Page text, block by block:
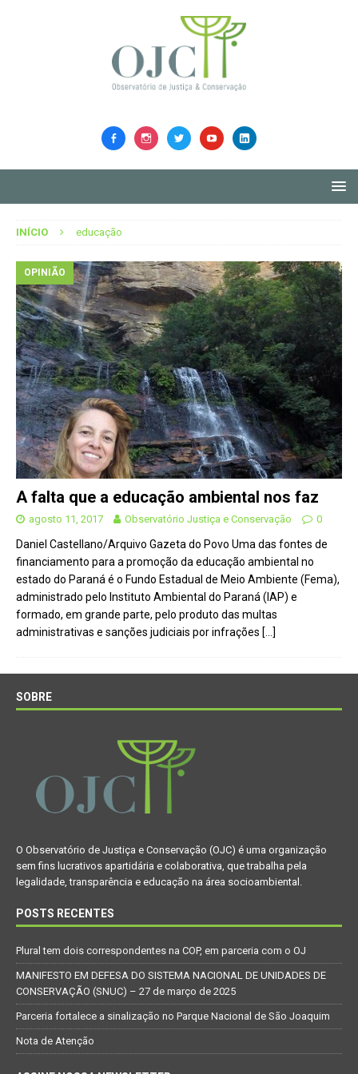
INÍCIO educação
OPINIÃO
A falta que a educação ambiental nos faz
agosto 11, 2017 Observatório Justiça e Conservação 0
Daniel Castellano/Arquivo Gazeta do Povo Uma das fontes de
financiamento para a promoção da educação ambiental no
estado do Paraná é o Fundo Estadual de Meio Ambiente (Fema),
administrado pelo Instituto Ambiental do Paraná (IAP) e
formado, em grande parte, pelo produto das multas
administrativas e sanções judiciais por infrações […]
SOBRE
O Observatório de Justiça e Conservação (OJC) é uma organização
sem fins lucrativos apartidária e colaborativa, que trabalha pela
legalidade, transparência e educação na área socioambiental.
POSTS RECENTES
Plural tem dois correspondentes na COP, em parceria com o OJ
MANIFESTO EM DEFESA DO SISTEMA NACIONAL DE UNIDADES DE
CONSERVAÇÃO (SNUC) – 27 de março de 2025
Parceria fortalece a sinalização no Parque Nacional de São Joaquim
Nota de Atenção